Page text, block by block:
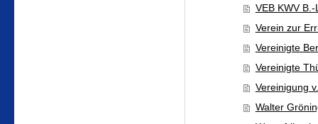
VEB KWV
Verein zur
Vereinigte
Vereinigte
Vereinigung
Walter